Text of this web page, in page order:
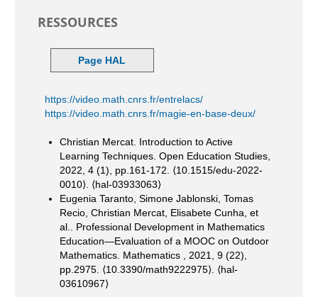
RESSOURCES
Page HAL
https://video.math.cnrs.fr/entrelacs/
https://video.math.cnrs.fr/magie-en-base-deux/
Christian Mercat. Introduction to Active
Learning Techniques. Open Education Studies,
2022, 4 (1), pp.161-172. ⟨10.1515/edu-2022-
0010⟩. ⟨hal-03933063⟩
Eugenia Taranto, Simone Jablonski, Tomas
Recio, Christian Mercat, Elisabete Cunha, et
al.. Professional Development in Mathematics
Education—Evaluation of a MOOC on Outdoor
Mathematics. Mathematics , 2021, 9 (22),
pp.2975. ⟨10.3390/math9222975⟩. ⟨hal-
03610967⟩